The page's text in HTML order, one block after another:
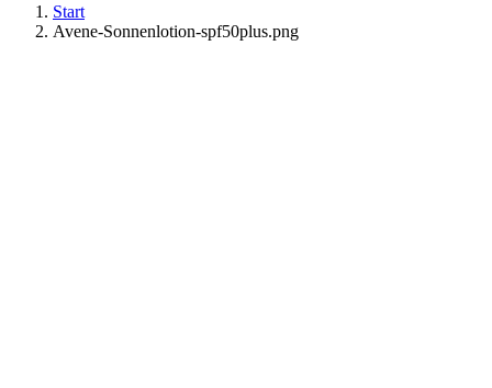
Start
Avene-Sonnenlotion-spf50plus.png